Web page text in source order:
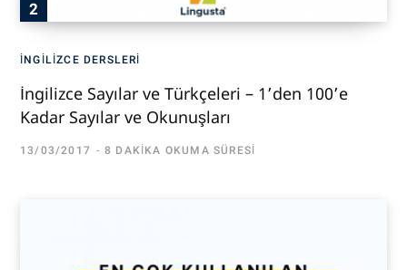
İNGILIZCE DERSLERI
İngilizce Sayılar ve Türkçeleri – 1’den 100’e
Kadar Sayılar ve Okunuşları
13/03/2017 8 DAKIKA OKUMA SÜRESI